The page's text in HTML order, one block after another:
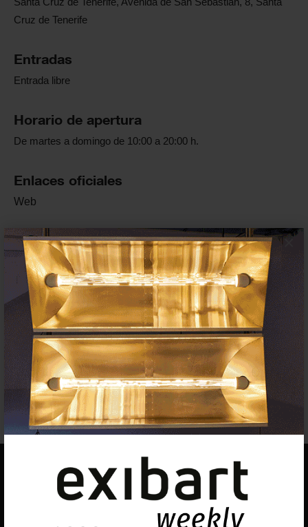
×
Cruz de Tenerife
Entradas
Entrada libre
Horario de apertura
De martes a domingo de 10:00 a 20:00 h.
Enlaces oficiales
Web
Artista/s
Cabello/Carceller
Comisariado
Sergio Rubira
Producción - Organización
TEA Tenerife Espacio de las Artes